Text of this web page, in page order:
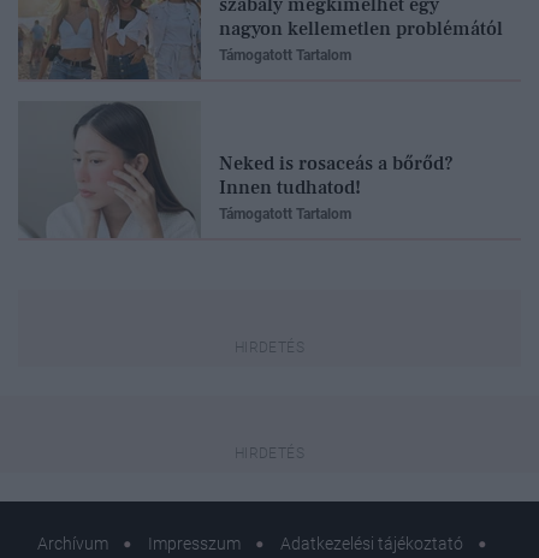
nagyon kellemetlen problémától
Támogatott Tartalom
Neked is rosaceás a bőrőd?
Innen tudhatod!
Támogatott Tartalom
Archívum Impresszum
Adatkezelési tájékoztató